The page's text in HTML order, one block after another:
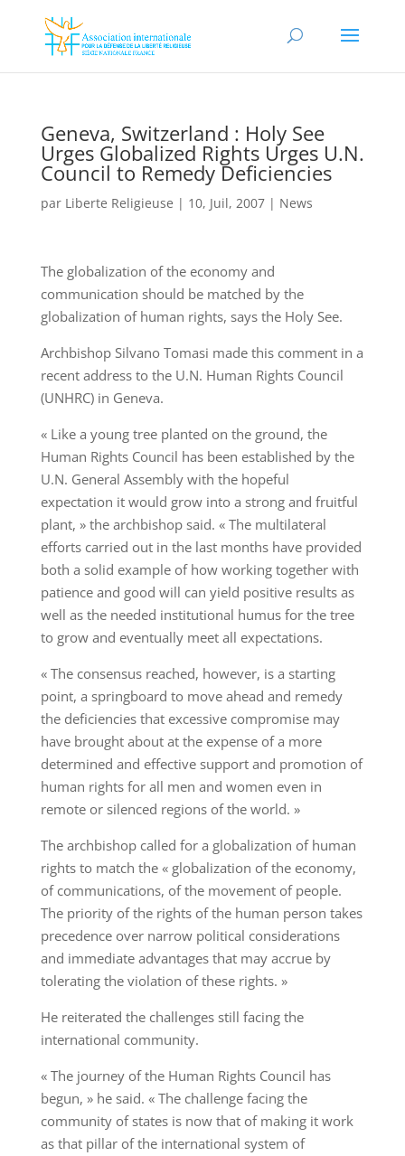
Geneva, Switzerland : Holy See
Urges Globalized Rights Urges U.N.
Council to Remedy Deficiencies
par Liberte Religieuse | 10, Juil, 2007| News
The globalization of the economy and
communication should be matched by the
globalization of human rights, says the Holy See.
Archbishop Silvano Tomasi made this comment in a
recent address to the U.N. Human Rights Council
(UNHRC) in Geneva.
« Like a young tree planted on the ground, the
Human Rights Council has been established by the
U.N. General Assembly with the hopeful
expectation it would grow into a strong and fruitful
plant, » the archbishop said. « The multilateral
efforts carried out in the last months have provided
both a solid example of how working together with
patience and good will can yield positive results as
well as the needed institutional humus for the tree
to grow and eventually meet all expectations.
« The consensus reached, however, is a starting
point, a springboard to move ahead and remedy
the deficiencies that excessive compromise may
have brought about at the expense of a more
determined and effective support and promotion of
human rights for all men and women even in
remote or silenced regions of the world. »
The archbishop called for a globalization of human
rights to match the « globalization of the economy,
of communications, of the movement of people.
The priority of the rights of the human person takes
precedence over narrow political considerations
and immediate advantages that may accrue by
tolerating the violation of these rights. »
He reiterated the challenges still facing the
international community.
« The journey of the Human Rights Council has
begun, » he said. « The challenge facing the
community of states is now that of making it work
as that pillar of the international system of